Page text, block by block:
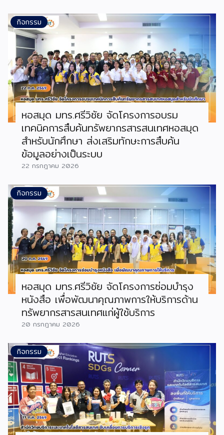
กิจกรรม
หอสมุด มทร.ศรีวิชัย จัดโครงการอบรม
เทคนิคการสืบค้นทรัพยากรสารสนเทศหอสมุด
สำหรับนักศึกษา ส่งเสริมทักษะการสืบค้น
ข้อมูลอย่างเป็นระบบ
22 กรกฎาคม 2026
กิจกรรม
หอสมุด มทร.ศรีวิชัย จัดโครงการซ่อมบำรุง
หนังสือ เพื่อพัฒนาคุณภาพการให้บริการด้าน
ทรัพยากรสารสนเทศแก่ผู้ใช้บริการ
20 กรกฎาคม 2026
กิจกรรม